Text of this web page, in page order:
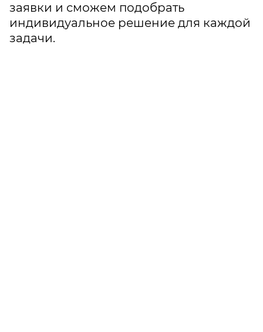
заявки и сможем подобрать
индивидуальное решение для каждой
задачи.